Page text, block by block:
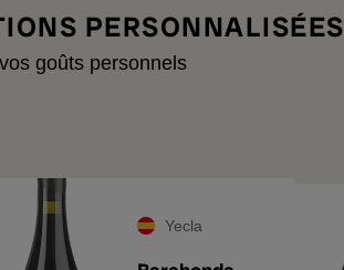
PERSONNALISÉES
goûts personnels
Yecla